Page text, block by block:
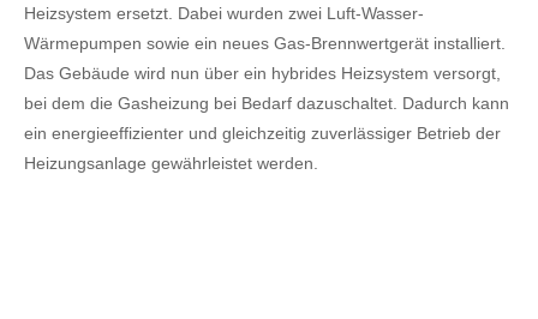
Heizsystem ersetzt. Dabei wurden zwei Luft-Wasser-
Wärmepumpen sowie ein neues Gas-Brennwertgerät installiert.
Das Gebäude wird nun über ein hybrides Heizsystem versorgt,
bei dem die Gasheizung bei Bedarf dazuschaltet. Dadurch kann
ein energieeffizienter und gleichzeitig zuverlässiger Betrieb der
Heizungsanlage gewährleistet werden.